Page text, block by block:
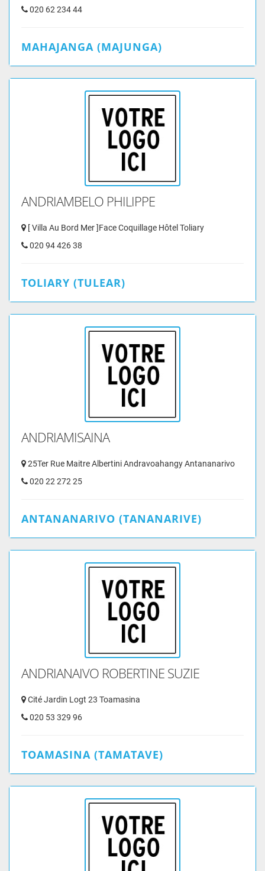
020 62 234 44
MAHAJANGA (MAJUNGA)
ANDRIAMBELO PHILIPPE
[ Villa Au Bord Mer ]Face Coquillage Hôtel Toliary
020 94 426 38
TOLIARY (TULEAR)
ANDRIAMISAINA
25Ter Rue Maitre Albertini Andravoahangy Antananarivo
020 22 272 25
ANTANANARIVO (TANANARIVE)
ANDRIANAIVO ROBERTINE SUZIE
Cité Jardin Logt 23 Toamasina
020 53 329 96
TOAMASINA (TAMATAVE)